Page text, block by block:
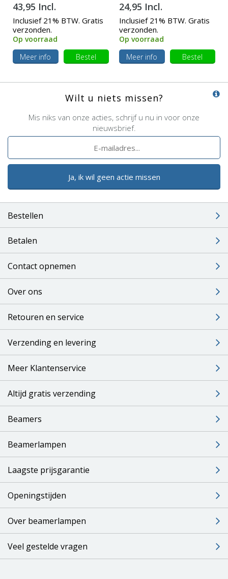
43,95 Incl.
Inclusief 21% BTW. Gratis
verzonden.
Op voorraad
Meer info
Bestel
24,95 Incl.
Inclusief 21% BTW. Gratis
verzonden.
Op voorraad
Meer info
Bestel
Wilt u niets missen?
Mis niks van onze acties, schrijf u nu in voor onze
nieuwsbrief.
Ja, ik wil geen actie missen
Bestellen
Betalen
Contact opnemen
Over ons
Retouren en service
Verzending en levering
Meer Klantenservice
Altijd gratis verzending
Beamers
Beamerlampen
Laagste prijsgarantie
Openingstijden
Over beamerlampen
Veel gestelde vragen